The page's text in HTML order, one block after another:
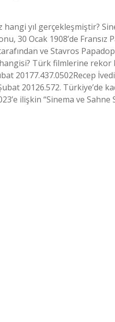
hangi yıl gerçekleşmiştir?
30 Ocak 1908’de
ve Stavros
Türk filmlerine rekor
20177.437.0502Recep
20126.572. Türkiye’de
ilişkin “Sinema ve